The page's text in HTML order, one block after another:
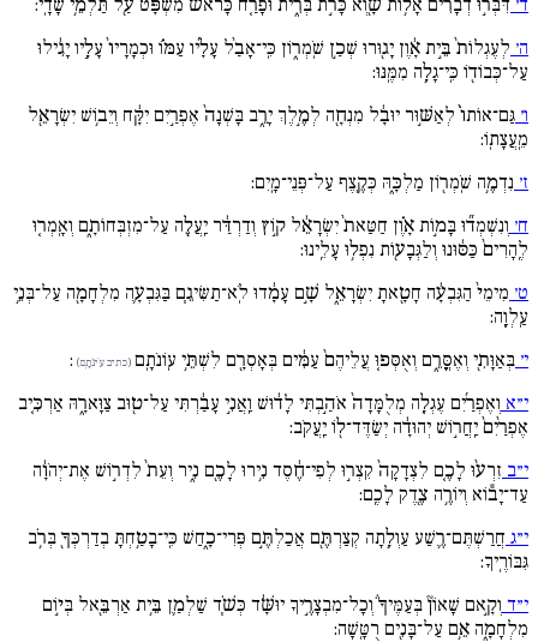
ה׳ לְעֶגְלוֹת֙ בֵּ֣ית אָ֔וֶן יָג֖וּרוּ שְׁכַ֣ן שֹֽׁמְר֑וֹן כִּֽי־אָבַ֨ל עָלָ֜יו עַמּ֗וֹ וּכְמָרָיו֙ עָלָ֣יו יָגִ֔ילוּ
עַל־כְּבוֹד֖וֹ כִּֽי־גָלָ֥ה מִמֶּֽנּוּ:
ו׳ גַּם־אוֹתוֹ֙ לְאַשּׁ֣וּר יוּבָ֔ל מִנְחָ֖ה לְמֶ֣לֶךְ יָרֵ֑ב בָּשְׁנָה֙ אֶפְרַ֣יִם יִקָּ֔ח וְיֵב֥וֹשׁ יִשְׂרָאֵ֖ל
מֵֽעֲצָתֽוֹ:
ז׳ נִדְמֶ֥ה שֹֽׁמְר֖וֹן מַלְכָּ֑הּ כְּקֶ֖צֶף עַל־פְּנֵי־מָֽיִם:
ח׳ וְנִשְׁמְד֞וּ בָּמ֣וֹת אָ֗וֶן חַטַּאת֙ יִשְׂרָאֵ֔ל ק֣וֹץ וְדַרְדַּ֔ר יַֽעֲלֶ֖ה עַל־מִזְבְּחוֹתָ֑ם וְאָֽמְר֚וּ
לֶֽהָרִים֙ כַּסּ֔וּנוּ וְלַגְּבָע֖וֹת נִפְל֥וּ עָלֵֽינוּ:
ט׳ מִימֵי֙ הַגִּבְעָ֔ה חָטָ֖אתָ יִשְׂרָאֵ֑ל שָׁ֣ם עָמָ֔דוּ לֹֽא־תַשִּׂיגֵ֧ם בַּגִּבְעָ֛ה מִלְחָמָ֖ה עַל־בְּנֵ֥י
עַֽלְוָֽה:
י׳ בְּאַוָּתִ֖י וְאֶסֳּרֵ֑ם וְאֻסְּפ֚וּ עֲלֵיהֶם֙ עַמִּ֔ים בְּאָסְרָ֖ם לִשְׁתֵּ֥י עֽוֹנֹתָֽם (כתיב עֹינֹתָֽם) :
י״א וְאֶפְרַ֜יִם עֶגְלָ֚ה מְלֻמָּדָה֙ אֹהַ֣בְתִּי לָד֔וּשׁ וַֽאֲנִ֣י עָבַ֔רְתִּי עַל־ט֖וּב צַוָּארָ֑הּ אַרְכִּ֚יב
אֶפְרַ֙יִם֙ יַֽחֲר֣וֹשׁ יְהוּדָ֔ה יְשַׂדֶּד־ל֖וֹ יַֽעֲקֹֽב:
י״ב זִרְע֨וּ לָכֶ֚ם לִצְדָקָה֙ קִצְר֣וּ לְפִי־חֶ֔סֶד נִ֥ירוּ לָכֶ֖ם נִ֑יר וְעֵת֙ לִדְר֣וֹשׁ אֶת־יְהֹוָ֔ה
עַד־יָב֕וֹא וְיוֹרֶ֥ה צֶ֖דֶק לָכֶֽם:
י״ג חֲרַשְׁתֶּם־רֶ֛שַׁע עַוְלָ֥תָה קְצַרְתֶּ֖ם אֲכַלְתֶּ֣ם פְּרִי־כָ֑חַשׁ כִּֽי־בָטַ֥חְתָּ בְדַרְכְּךָ֖ בְּרֹ֥ב
גִּבּוֹרֶֽיךָ:
י״ד וְקָ֣אם שָׁאוֹן֘ בְּעַמֶּיךָ֒ וְכָל־מִבְצָרֶ֣יךָ יוּשָּׁ֔ד כְּשֹׁ֧ד שַׁלְמַ֛ן בֵּ֥ית אַרְבֵּ֖אל בְּי֣וֹם
מִלְחָמָ֑ה אֵ֥ם עַל־בָּנִ֖ים רֻטָּֽשָׁה: